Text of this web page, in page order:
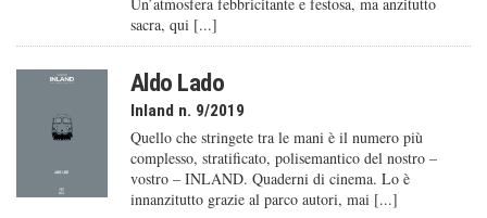
sacra, qui [...]
Aldo Lado
Inland n. 9/2019
Quello che stringete tra le mani è il numero più
complesso, stratificato, polisemantico del nostro –
vostro – INLAND. Quaderni di cinema. Lo è
innanzitutto grazie al parco autori, mai [...]